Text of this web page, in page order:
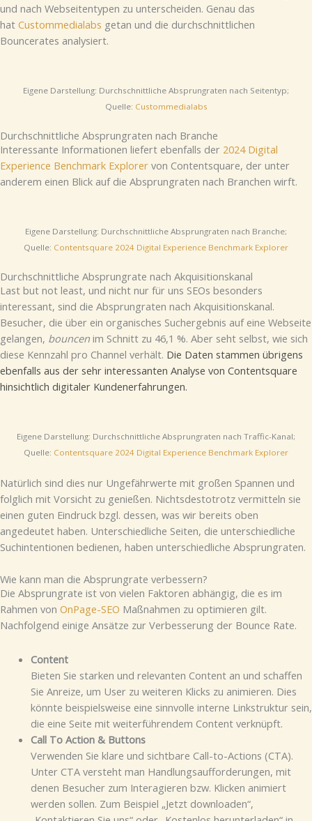
und nach Webseitentypen zu unterscheiden. Genau das
hat Custommedialabs getan und die durchschnittlichen
Bouncerates analysiert.
Eigene Darstellung: Durchschnittliche Absprungraten nach Seitentyp;
Quelle: Custommedialabs
Durchschnittliche Absprungraten nach Branche
Interessante Informationen liefert ebenfalls der 2024 Digital
Experience Benchmark Explorer von Contentsquare, der unter
anderem einen Blick auf die Absprungraten nach Branchen wirft.
Eigene Darstellung: Durchschnittliche Absprungraten nach Branche;
Quelle: Contentsquare 2024 Digital Experience Benchmark Explorer
Durchschnittliche Absprungrate nach Akquisitionskanal
Last but not least, und nicht nur für uns SEOs besonders
interessant, sind die Absprungraten nach Akquisitionskanal.
Besucher, die über ein organisches Suchergebnis auf eine Webseite
gelangen, bouncen im Schnitt zu 46,1 %. Aber seht selbst, wie sich
diese Kennzahl pro Channel verhält. Die Daten stammen übrigens
ebenfalls aus der sehr interessanten Analyse von Contentsquare
hinsichtlich digitaler Kundenerfahrungen.
Eigene Darstellung: Durchschnittliche Absprungraten nach Traffic-Kanal;
Quelle: Contentsquare 2024 Digital Experience Benchmark Explorer
Natürlich sind dies nur Ungefährwerte mit großen Spannen und
folglich mit Vorsicht zu genießen. Nichtsdestotrotz vermitteln sie
einen guten Eindruck bzgl. dessen, was wir bereits oben
angedeutet haben. Unterschiedliche Seiten, die unterschiedliche
Suchintentionen bedienen, haben unterschiedliche Absprungraten.
Wie kann man die Absprungrate verbessern?
Die Absprungrate ist von vielen Faktoren abhängig, die es im
Rahmen von OnPage-SEO Maßnahmen zu optimieren gilt.
Nachfolgend einige Ansätze zur Verbesserung der Bounce Rate.
Content
Bieten Sie starken und relevanten Content an und schaffen
Sie Anreize, um User zu weiteren Klicks zu animieren. Dies
könnte beispielsweise eine sinnvolle interne Linkstruktur sein,
die eine Seite mit weiterführendem Content verknüpft.
Call To Action & Buttons
Verwenden Sie klare und sichtbare Call-to-Actions (CTA).
Unter CTA versteht man Handlungsaufforderungen, mit
denen Besucher zum Interagieren bzw. Klicken animiert
werden sollen. Zum Beispiel „Jetzt downloaden“,